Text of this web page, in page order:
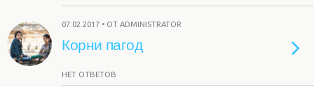
07.02.2017 • ОТ ADMINISTRATOR
Корни пагод
НЕТ ОТВЕТОВ